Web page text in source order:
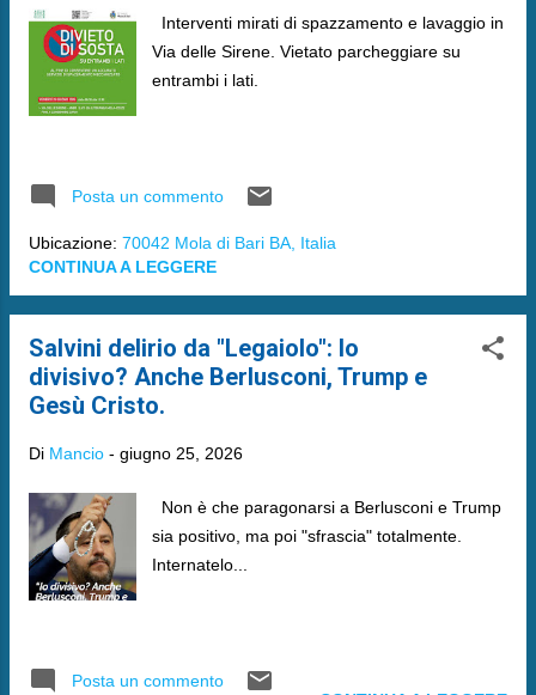
​Interventi mirati di spazzamento e lavaggio in
Via delle Sirene. Vietato parcheggiare su
entrambi i lati.
Posta un commento
Ubicazione: 70042 Mola di Bari BA, Italia
CONTINUA A LEGGERE
Salvini delirio da "Legaiolo": Io
divisivo? Anche Berlusconi, Trump e
Gesù Cristo.
Di Mancio - giugno 25, 2026
Non è che paragonarsi a Berlusconi e Trump
sia positivo, ma poi "sfrascia" totalmente.
Internatelo...
Posta un commento